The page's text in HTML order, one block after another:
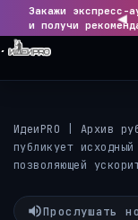
◀
Закажи экспресс-
и получи
ИдеиPRO Архив
публикует
позволяющей
Прослушать